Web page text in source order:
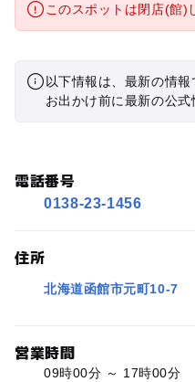
このスポットは閉店(館)
以下情報は、最新の情報
お出かけ前に最新の公式
電話番号
0138-23-1456
住所
北海道函館市元町10-7
営業時間
09時00分 ～ 17時00分